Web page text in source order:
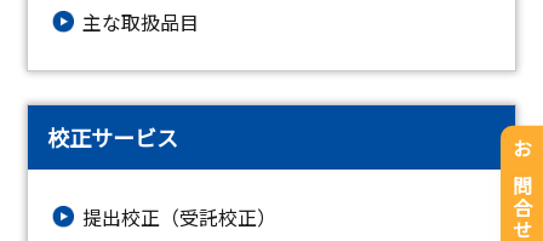
主な取扱品目
校正サービス
提出校正（受託校正）
お問合せ